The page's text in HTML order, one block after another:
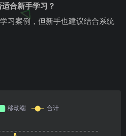
合新手学习？
习案例，但新手也建议结合系统